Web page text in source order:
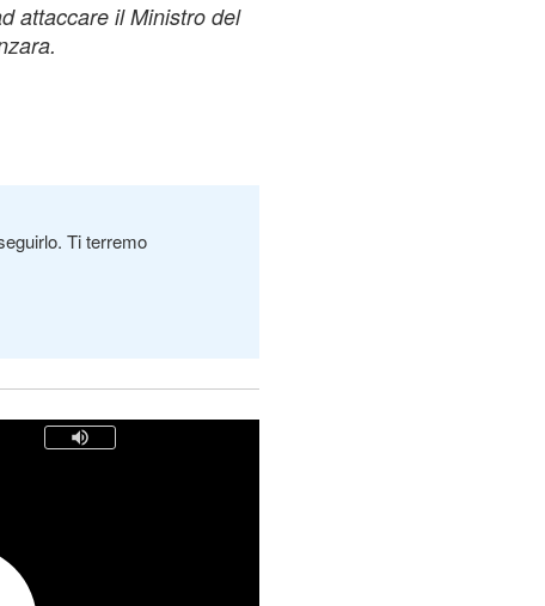
attaccare il Ministro del
Ti terremo